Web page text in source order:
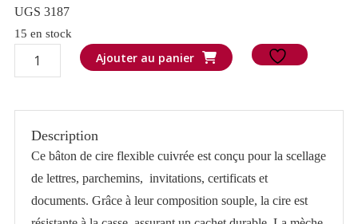
UGS 3187
15 en stock
quantité
de
mèche
Ajouter au panier
Description
Ce bâton de cire flexible cuivrée est conçu pour la scellage
de lettres, parchemins, invitations, certificats et
documents. Grâce à leur composition souple, la cire est